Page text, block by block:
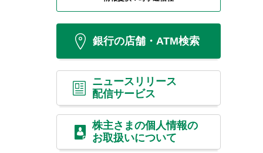
銀行の店舗・ATM検索
ニュースリリース
配信サービス
株主さまの個人情報の
お取扱いについて